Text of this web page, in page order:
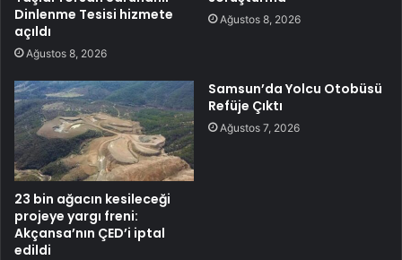
Dinlenme Tesisi hizmete
açıldı
Ağustos 8, 2026
Ağustos 8, 2026
23 bin ağacın kesileceği
projeye yargı freni:
Akçansa’nın ÇED’i iptal
edildi
Samsun’da Yolcu Otobüsü
Refüje Çıktı
Ağustos 7, 2026